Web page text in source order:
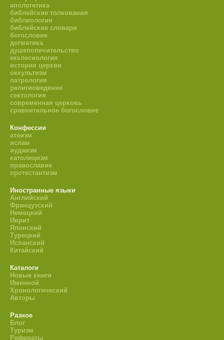
апологетика
библейские толкования
библиология
библейские словари
богословие
догматика
душепопечительство
екклесиология
история церкви
оккультизм
патрология
религиоведение
сектология
современная церковь
сравнительное богословие
Конфессии
атеизм
ислам
иудаизм
католицизм
православие
протестантизм
Иностранные языки
Английский
Французский
Немецкий
Иврит
Японский
Турецкий
Испанский
Китайский
Каталоги
Новые книги
Именной
Хронологический
Авторы
Разное
Блог
Туризм
Рефераты